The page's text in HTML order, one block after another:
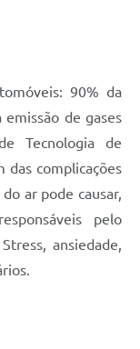
90% da
de gases
Tecnologia de
das complicações
ar pode causar,
pelo
ansiedade,